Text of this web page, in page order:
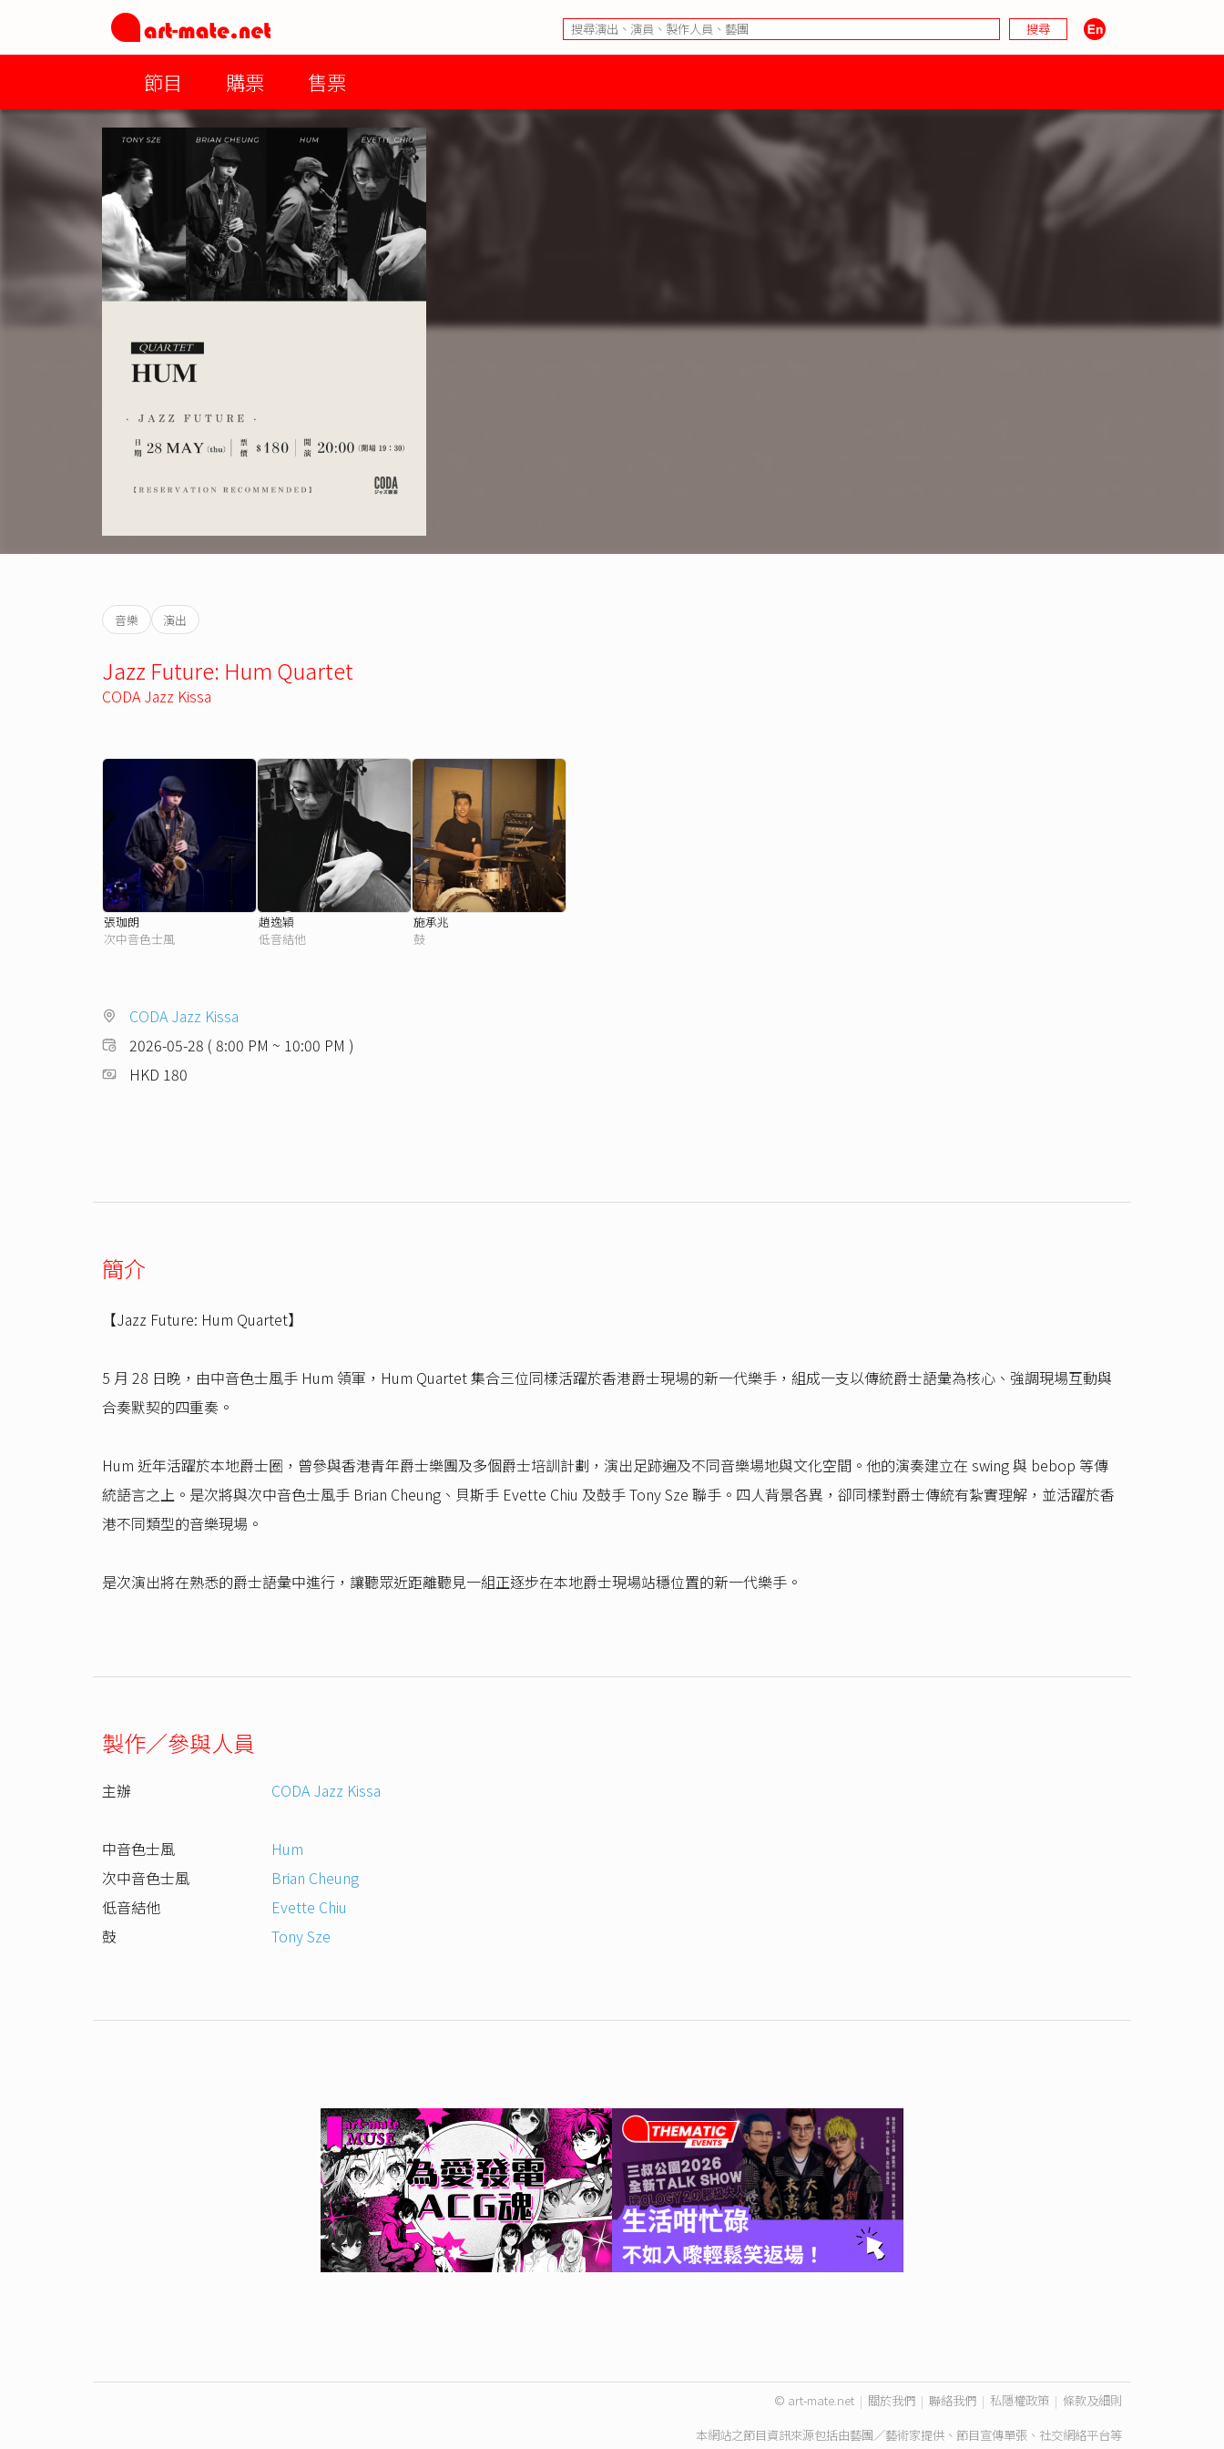
節目 購票 售票
音樂 演出
Jazz Future: Hum Quartet
CODA Jazz Kissa
張珈朗
次中音色士風
趙逸穎
低音結他
施承兆
鼓
CODA Jazz Kissa
2026-05-28 ( 8:00 PM ~ 10:00 PM )
HKD 180
簡介
【Jazz Future: Hum Quartet】
5 月 28 日晚，由中音色士風手 Hum 領軍，Hum Quartet 集合三位同樣活躍於香港爵士現場的新一代樂手，組成一支以傳統爵士語彙為核心、強調現場互動與
合奏默契的四重奏。
Hum 近年活躍於本地爵士圈，曾參與香港青年爵士樂團及多個爵士培訓計劃，演出足跡遍及不同音樂場地與文化空間。他的演奏建立在 swing 與 bebop 等傳
統語言之上。是次將與次中音色士風手 Brian Cheung、貝斯手 Evette Chiu 及鼓手 Tony Sze 聯手。四人背景各異，卻同樣對爵士傳統有紮實理解，並活躍於香
港不同類型的音樂現場。
是次演出將在熟悉的爵士語彙中進行，讓聽眾近距離聽見一組正逐步在本地爵士現場站穩位置的新一代樂手。
製作／參與人員
主辦 CODA Jazz Kissa
中音色士風
Hum
次中音色士風
Brian Cheung
低音結他
Evette Chiu
鼓
Tony Sze
© art-mate.net | 關於我們 | 聯絡我們 | 私隱權政策 | 條款及細則
本網站之節目資訊來源包括由藝團／藝術家提供、節目宣傳單張、社交網絡平台等